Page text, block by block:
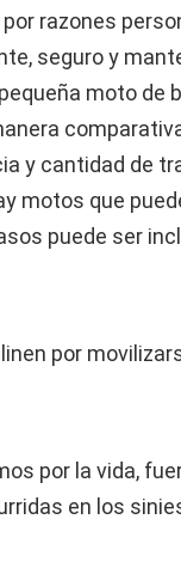
razones
seguro y
moto de
y cantidad de
motos que
puede ser
por
por la vida,
en los